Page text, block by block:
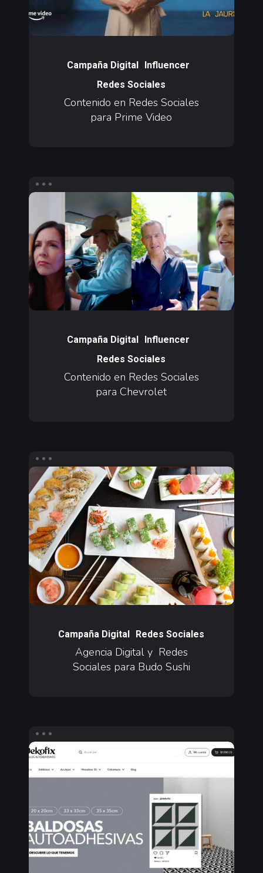
Video
en
Redes
Sociales
para
Campaña Digital
Influencer
Redes Sociales
Contenido en Redes Sociales
para Prime Video
Contenido
Redes
Sociales
para
Chevrolet
en
Redes
Sociales
para
Campaña Digital
Influencer
Redes Sociales
Contenido en Redes Sociales
para Chevrolet
Agencia
Digital
y
Redes
Sociales
para
Budo
Sushi
Digital
y
Redes
Campaña Digital Redes Sociales
Agencia Digital y Redes
Sociales para Budo Sushi
Agencia
de
para
Dekofix